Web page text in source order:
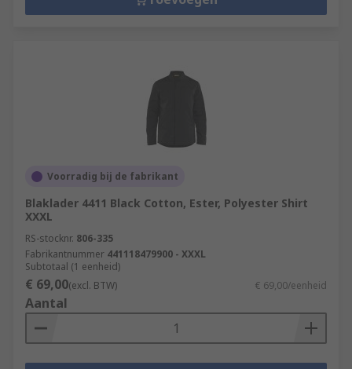
Voorradig bij de fabrikant
Blaklader 4411 Black Cotton, Ester, Polyester Shirt
XXXL
RS-stocknr. 806-335
Fabrikantnummer 441118479900 - XXXL
Subtotaal (1 eenheid)
€ 69,00(excl. BTW) € 69,00/eenheid
Aantal